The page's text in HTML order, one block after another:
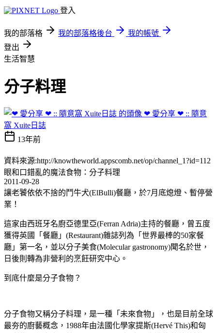
登入
我的部落格 我的部落格後台
我的帳號
登出
生活智慧
分子料理
❤ 愛分享 ❤ :: 隨意
窩 Xuite日誌
13年前
資料來源:http://knowtheworld.appscomb.net/op/channel_1?id=112
眼和口錯亂的魔法食物：分子料理
2011-09-28
讓老饕依依不捨的鬥牛犬(ElBulli)餐廳，於7月底熄燈、暫停營
業！
這家由西班牙名廚亞德里亞(Ferran Adria)主持的餐廳，曾五度
獲得英國「餐廳」(Restaurant)雜誌列為「世界最棒的50家餐
廳」第一名，並以分子美食(Molecular gastronomy)聞名於世，
日後則轉為非營利的烹飪研究中心。
到底什麼是分子食物？
分子食物又稱分子料理，是一種「未來食物」，也是目前全球
最夯的廚藝概念，1988年由法國化學家提斯(Hervé This)和匈